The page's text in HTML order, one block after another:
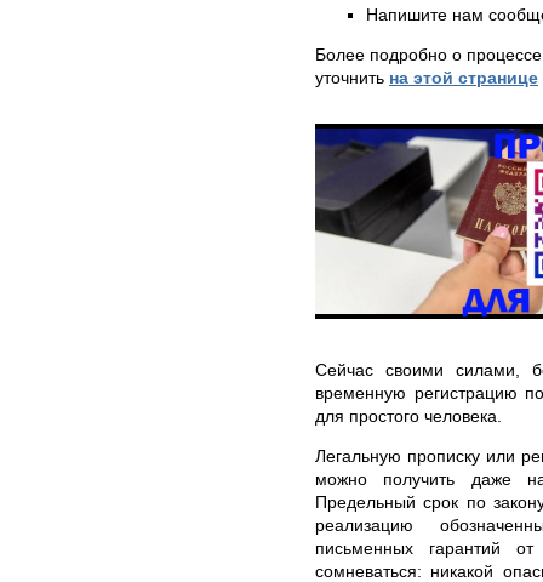
Напишите нам
Более подробно о
уточнить на этой странице
Сейчас своими силами,
временную регистрацию
для простого человека.
Легальную прописку или
можно получить даже
Предельный срок по
реализацию
письменных гарантий
сомневаться: никакой